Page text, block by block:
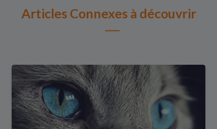
Articles Connexes à découvrir